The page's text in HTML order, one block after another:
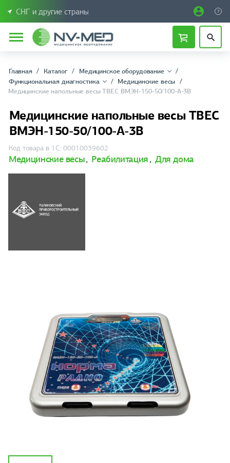
СНГ и другие страны
Главная Каталог
Медицинское оборудование
Функциональная диагностика
Медицинские весы
Медицинские напольные весы ТВЕС ВМЭН-150-50/100-А-3В
Медицинские напольные весы ТВЕС
ВМЭН-150-50/100-А-3В
Код товара в 1С: 00010039602
Медицинские весы, Реабилитация, Для дома